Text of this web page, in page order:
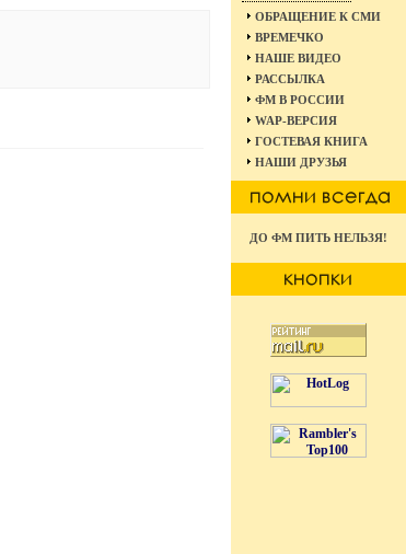
ОБРАЩЕНИЕ К СМИ
ВРЕМЕЧКО
НАШЕ ВИДЕО
РАССЫЛКА
ФМ В РОССИИ
WAP-ВЕРСИЯ
ГОСТЕВАЯ КНИГА
НАШИ ДРУЗЬЯ
ДО ФМ ПИТЬ НЕЛЬЗЯ!